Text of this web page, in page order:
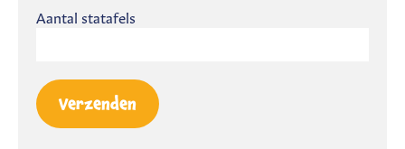
Aantal statafels